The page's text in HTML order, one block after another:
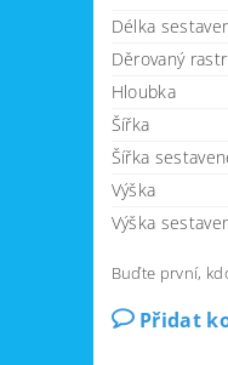
Délka
Děrovaný rastr
Hloubka
Šířka
Šířka
Výška
Výška
Buďte první,
Přidat